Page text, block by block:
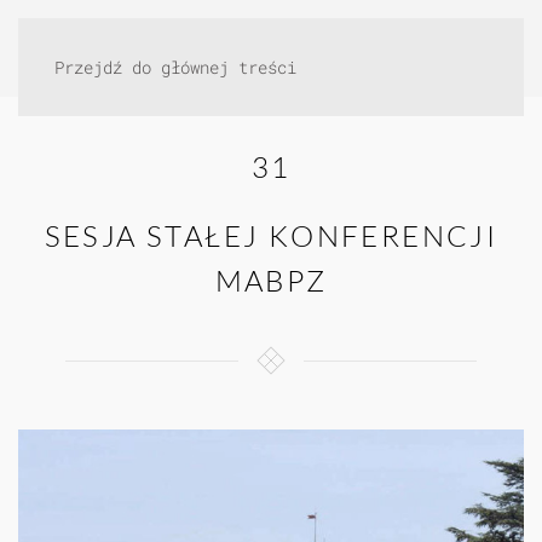
Przejdź do głównej treści
31
SESJA STAŁEJ KONFERENCJI
MABPZ